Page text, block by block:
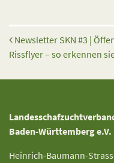
Beitrags-
Newsletter SKN #3 |
Rissflyer – so erkennen
Baden-Württemberg e.V.
Heinrich-Baumann-